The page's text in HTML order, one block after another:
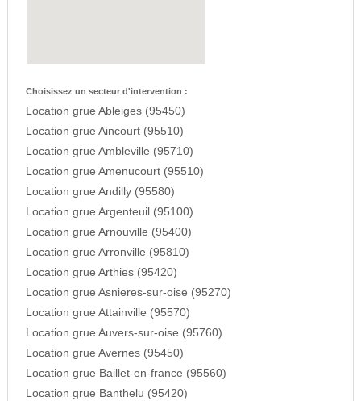
Choisissez un secteur d'intervention :
Location grue Ableiges (95450)
Location grue Aincourt (95510)
Location grue Ambleville (95710)
Location grue Amenucourt (95510)
Location grue Andilly (95580)
Location grue Argenteuil (95100)
Location grue Arnouville (95400)
Location grue Arronville (95810)
Location grue Arthies (95420)
Location grue Asnieres-sur-oise (95270)
Location grue Attainville (95570)
Location grue Auvers-sur-oise (95760)
Location grue Avernes (95450)
Location grue Baillet-en-france (95560)
Location grue Banthelu (95420)